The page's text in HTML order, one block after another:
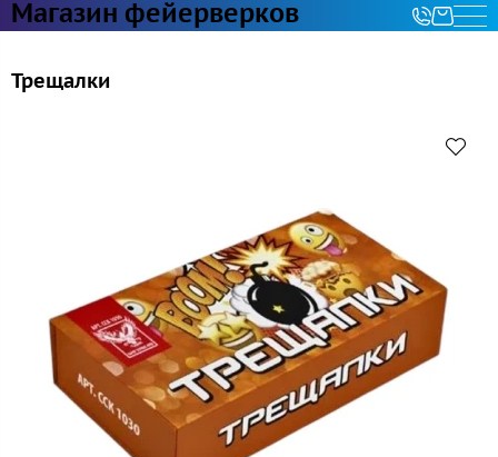
Магазин фейерверков
Трещалки